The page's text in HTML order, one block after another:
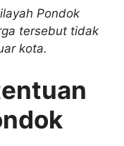
Pondok
tersebut tidak
kota.